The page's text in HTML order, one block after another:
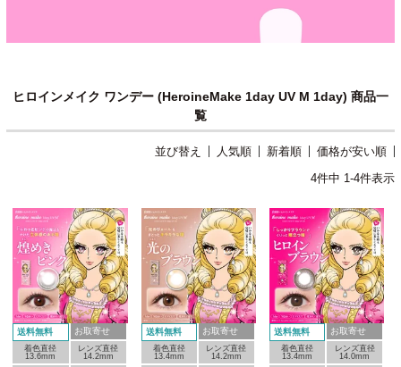
ヒロインメイク ワンデー (HeroineMake 1day UV M 1day) 商品一
覧
並び替え 人気順 新着順
価格が安い順
4件中 1 -4件表示
送料無料 お取寄せ
着色直径
13.6mm
レンズ直径
14.2mm
送料無料 お取寄せ
着色直径
13.4mm
レンズ直径
14.2mm
送料無料 お取寄せ
着色直径
13.4mm
レンズ直径
14.0mm